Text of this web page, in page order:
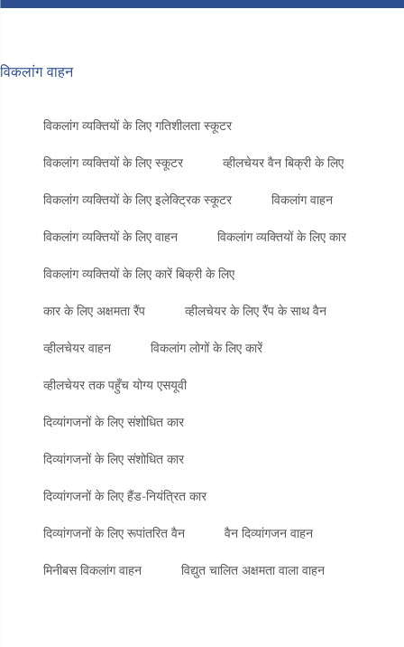
विकलांग वाहन
विकलांग व्यक्तियों के लिए गतिशीलता स्कूटर
विकलांग व्यक्तियों के लिए स्कूटर व्हीलचेयर वैन बिक्री के लिए
विकलांग व्यक्तियों के लिए इलेक्ट्रिक स्कूटर विकलांग वाहन
विकलांग व्यक्तियों के लिए वाहन विकलांग व्यक्तियों के लिए कार
विकलांग व्यक्तियों के लिए कारें बिक्री के लिए
कार के लिए अक्षमता रैंप व्हीलचेयर के लिए रैंप के साथ वैन
व्हीलचेयर वाहन विकलांग लोगों के लिए कारें
व्हीलचेयर तक पहुँच योग्य एसयूवी
दिव्यांगजनों के लिए संशोधित कार
दिव्यांगजनों के लिए संशोधित कार
दिव्यांगजनों के लिए हैंड-नियंत्रित कार
दिव्यांगजनों के लिए रूपांतरित वैन वैन दिव्यांगजन वाहन
मिनीबस विकलांग वाहन विद्युत चालित अक्षमता वाला वाहन